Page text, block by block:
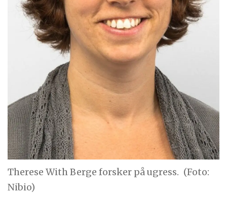
Therese With Berge forsker på ugress. (Foto:
Nibio)